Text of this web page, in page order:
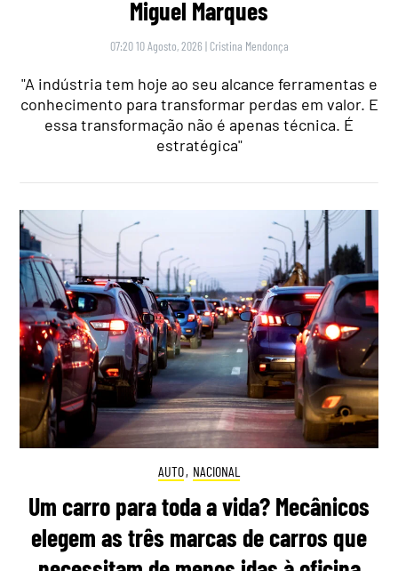
Miguel Marques
07:20 10 Agosto, 2026 | Cristina Mendonça
"A indústria tem hoje ao seu alcance ferramentas e
conhecimento para transformar perdas em valor. E
essa transformação não é apenas técnica. É
estratégica"
AUTO, NACIONAL
Um carro para toda a vida? Mecânicos
elegem as três marcas de carros que